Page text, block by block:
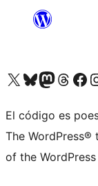
Visita nuestra cuenta de X (anteriormente Twitter)
Visita nuestra cuenta de Bluesky
Visita nuestra cuenta de
Visita nuestra
Visita
El código es
The
of the